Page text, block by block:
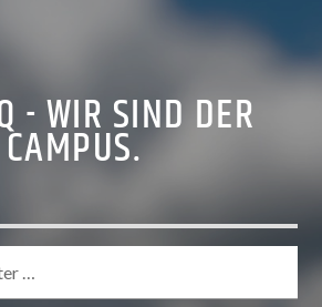
- WIR SIND DER
CAMPUS.